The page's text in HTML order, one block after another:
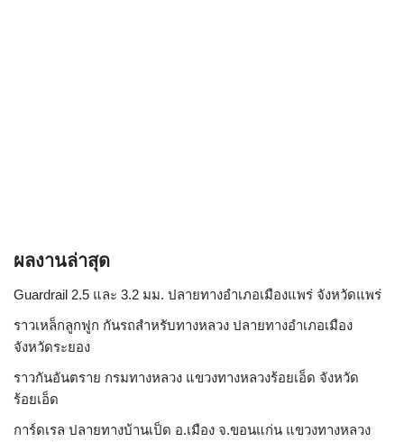
ผลงานล่าสุด
Guardrail 2.5 และ 3.2 มม. ปลายทางอำเภอเมืองแพร่ จังหวัดแพร่
ราวเหล็กลูกฟูก กันรถสําหรับทางหลวง ปลายทางอำเภอเมือง
จังหวัดระยอง
ราวกันอันตราย กรมทางหลวง แขวงทางหลวงร้อยเอ็ด จังหวัด
ร้อยเอ็ด
การ์ดเรล ปลายทางบ้านเป็ด อ.เมือง จ.ขอนแก่น แขวงทางหลวง